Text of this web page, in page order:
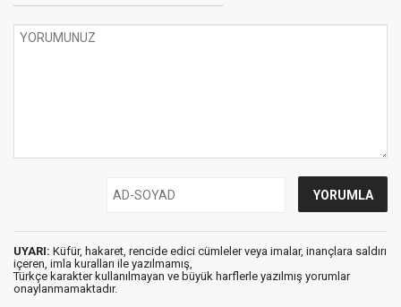
UYARI: Küfür, hakaret, rencide edici cümleler veya imalar, inançlara saldırı
içeren, imla kuralları ile yazılmamış,
Türkçe karakter kullanılmayan ve büyük harflerle yazılmış yorumlar
onaylanmamaktadır.